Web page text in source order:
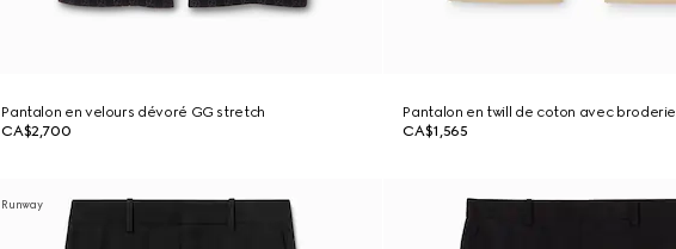
Pantalon en velours dévoré GG stretch
CA$2,700
Pantalon en twill de coton avec broderie
CA$1,565
Runway